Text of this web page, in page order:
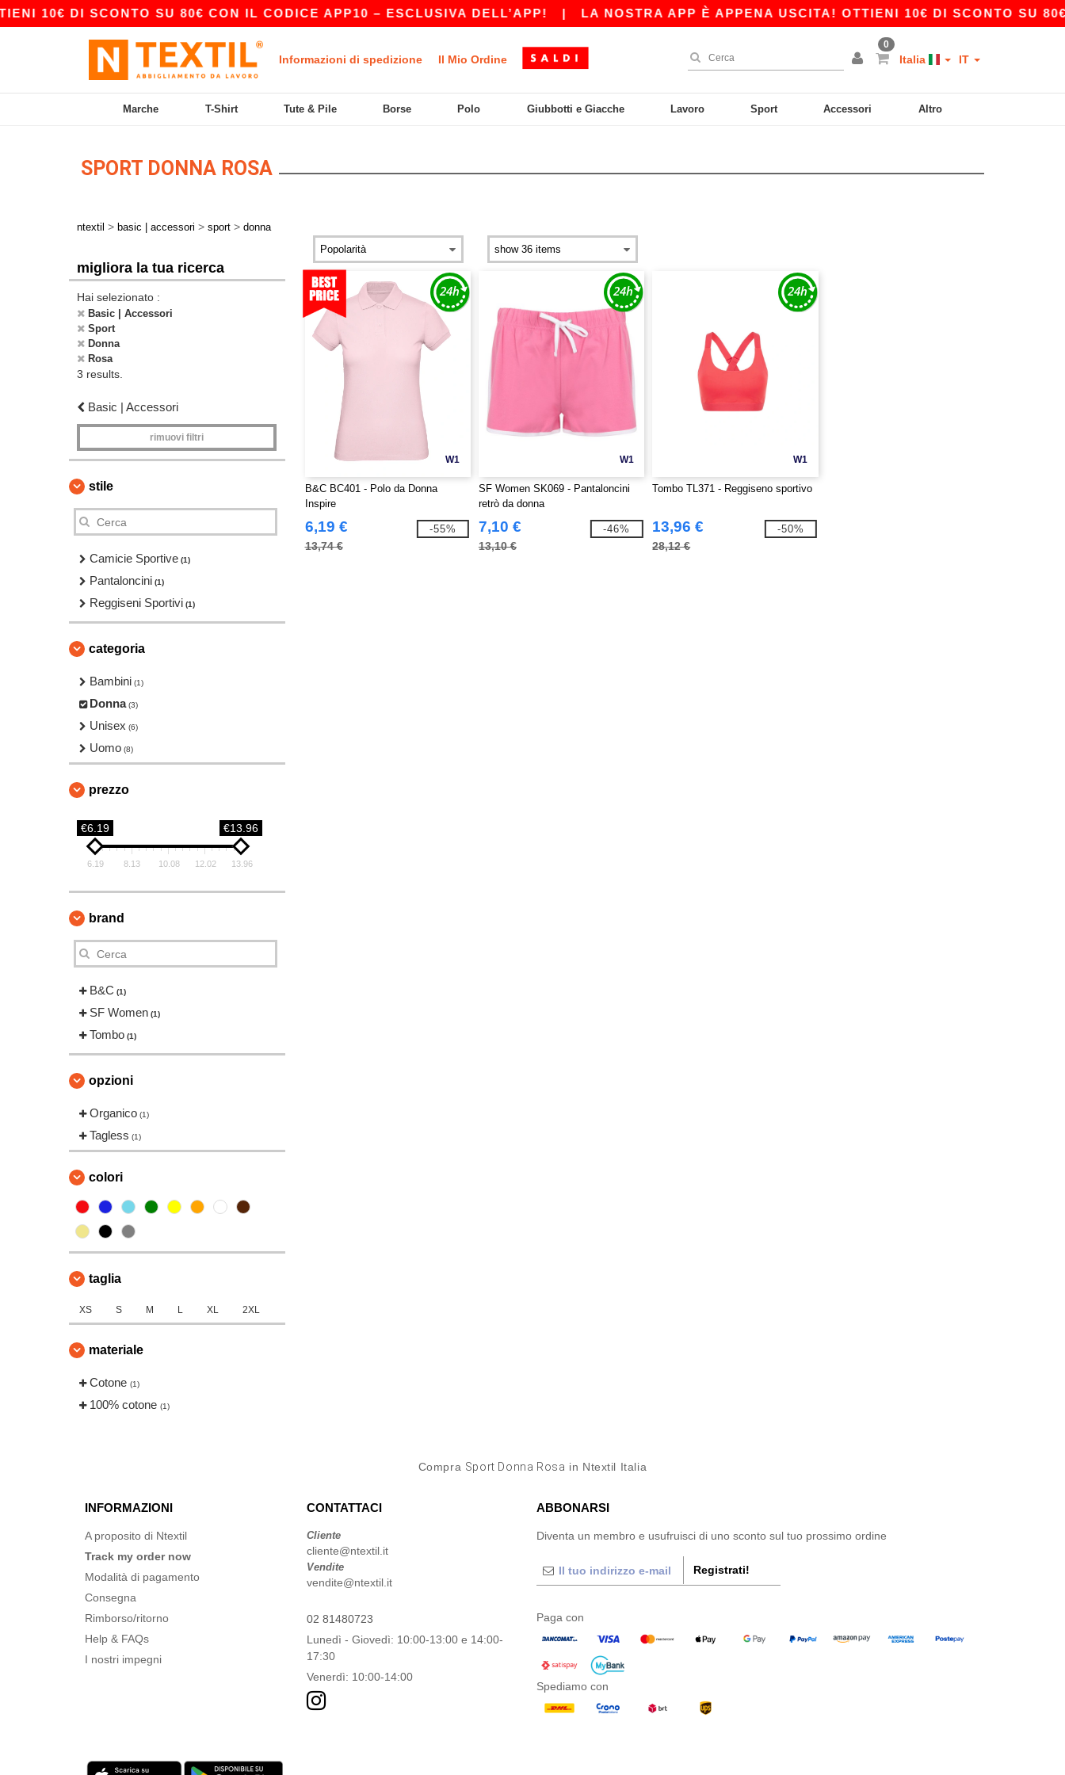
10€ DI SCONTO SU 80€ CON IL CODICE APP10 – ESCLUSIVA DELL’APP!| LA NOSTRA APP È APPENA USCITA! OTTIENI 10€ DI SCONTO SU 80€
Informazioni di spedizione Il Mio Ordine
0
Italia IT
Marche T-Shirt Tute & Pile Borse Polo Giubbotti e Giacche Lavoro Sport Accessori Altro
SPORT DONNA ROSA
ntextil > basic | accessori > sport > donna
migliora la tua ricerca
Hai selezionato :
Basic | Accessori
Sport
Donna
Rosa
3 results.
Basic | Accessori
rimuovi filtri
stile
Camicie Sportive (1)
Pantaloncini (1)
Reggiseni Sportivi (1)
categoria
Bambini (1)
Donna (3)
Unisex (6)
Uomo (8)
prezzo
€6.19 €13.96
6.19 8.13 10.08 12.02 13.96
brand
B&C (1)
SF Women (1)
Tombo (1)
opzioni
Organico (1)
Tagless (1)
colori
taglia
XS S M L XL 2XL
materiale
Cotone (1)
100% cotone (1)
W1
B&C BC401 - Polo da Donna
Inspire
6,19 €
13,74 €
-55%
W1
SF Women SK069 - Pantaloncini
retrò da donna
7,10 €
13,10 €
-46%
W1
Tombo TL371 - Reggiseno sportivo
13,96 €
28,12 €
-50%
Compra Sport Donna Rosa in Ntextil Italia
INFORMAZIONI
A proposito di Ntextil
Track my order now
Modalità di pagamento
Consegna
Rimborso/ritorno
Help & FAQs
I nostri impegni
CONTATTACI
Cliente
cliente@ntextil.it
Vendite
vendite@ntextil.it
02 81480723
Lunedì - Giovedì: 10:00-13:00 e 14:00-
17:30
Venerdì: 10:00-14:00
ABBONARSI
Diventa un membro e usufruisci di uno sconto sul tuo prossimo ordine
Registrati!
Paga con
Spediamo con